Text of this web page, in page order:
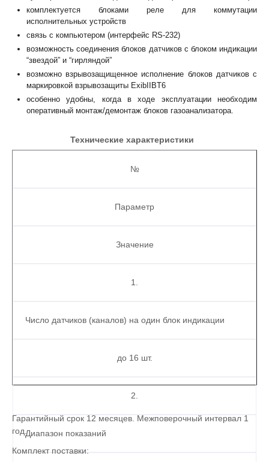
комплектуется блоками реле для коммутации
исполнительных устройств
связь с компьютером (интерфейс RS-232)
возможность соединения блоков датчиков с блоком индикации
“звездой” и “гирляндой”
возможно взрывозащищенное исполнение блоков датчиков с
маркировкой взрывозащиты ExibIIBT6
особенно удобны, когда в ходе эксплуатации необходим
оперативный монтаж/демонтаж блоков газоанализатора.
Технические характеристики
№
Параметр
Значение
1.
Число датчиков (каналов) на один блок индикации
до 16 шт.
2.
Диапазон показаний
Гарантийный срок 12 месяцев. Межповерочный интервал 1
год.
Комплект поставки: